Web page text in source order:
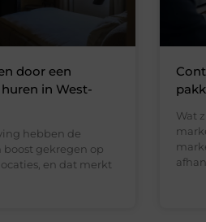
door een
in West-
hebben de
gekregen op
en dat merkt
Wat